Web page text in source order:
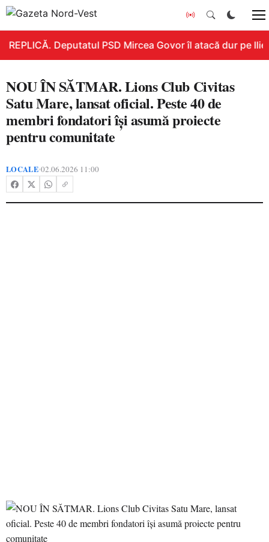
REPLICĂ. Deputatul PSD Mircea Govor îl atacă dur pe
NOU ÎN SĂTMAR. Lions Club Civitas
Satu Mare, lansat oficial. Peste 40 de
membri fondatori își asumă proiecte
pentru comunitate
LOCALE•02.06.2026 11:00